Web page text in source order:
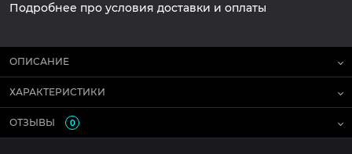
Подробнее про условия доставки и оплаты
ОПИСАНИЕ
ХАРАКТЕРИСТИКИ
ОТЗЫВЫ 0